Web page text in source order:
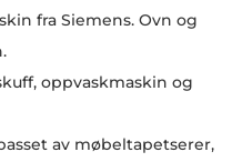
fra Siemens. Ovn og
oppvaskmaskin og
av møbeltapetserer,